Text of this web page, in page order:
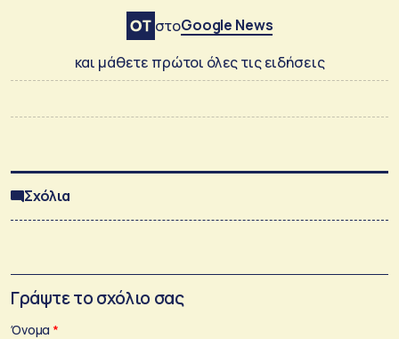
στοGoogle News
και μάθετε πρώτοι όλες τις ειδήσεις
Σχόλια
Γράψτε το σχόλιο σας
Όνομα